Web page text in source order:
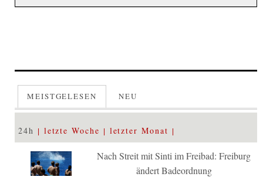
MEISTGELESEN NEU
24h letzte Woche letzter Monat
Nach Streit mit Sinti im Freibad: Freiburg
ändert Badeordnung